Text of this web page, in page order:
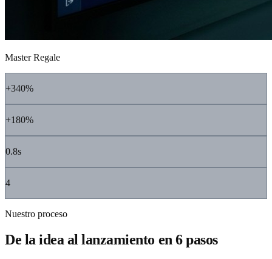
Master Regale
+340%
+180%
0.8s
4
Nuestro proceso
De la idea al lanzamiento en 6 pasos